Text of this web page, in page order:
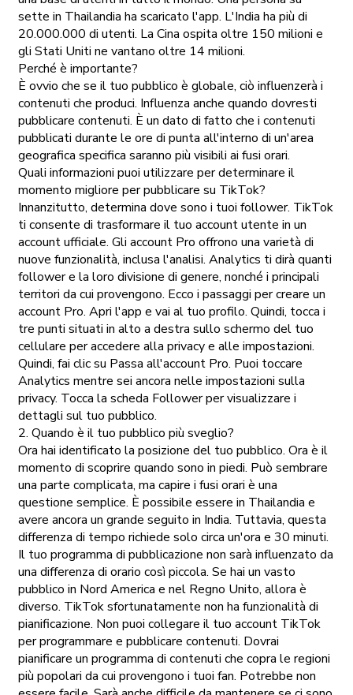
sette in Thailandia ha scaricato l'app. L'India ha più di
20.000.000 di utenti. La Cina ospita oltre 150 milioni e
gli Stati Uniti ne vantano oltre 14 milioni.
Perché è importante?
È ovvio che se il tuo pubblico è globale, ciò influenzerà i
contenuti che produci. Influenza anche quando dovresti
pubblicare contenuti. È un dato di fatto che i contenuti
pubblicati durante le ore di punta all'interno di un'area
geografica specifica saranno più visibili ai fusi orari.
Quali informazioni puoi utilizzare per determinare il
momento migliore per pubblicare su TikTok?
Innanzitutto, determina dove sono i tuoi follower. TikTok
ti consente di trasformare il tuo account utente in un
account ufficiale. Gli account Pro offrono una varietà di
nuove funzionalità, inclusa l'analisi. Analytics ti dirà quanti
follower e la loro divisione di genere, nonché i principali
territori da cui provengono. Ecco i passaggi per creare un
account Pro. Apri l'app e vai al tuo profilo. Quindi, tocca i
tre punti situati in alto a destra sullo schermo del tuo
cellulare per accedere alla privacy e alle impostazioni.
Quindi, fai clic su Passa all'account Pro. Puoi toccare
Analytics mentre sei ancora nelle impostazioni sulla
privacy. Tocca la scheda Follower per visualizzare i
dettagli sul tuo pubblico.
2. Quando è il tuo pubblico più sveglio?
Ora hai identificato la posizione del tuo pubblico. Ora è il
momento di scoprire quando sono in piedi. Può sembrare
una parte complicata, ma capire i fusi orari è una
questione semplice. È possibile essere in Thailandia e
avere ancora un grande seguito in India. Tuttavia, questa
differenza di tempo richiede solo circa un'ora e 30 minuti.
Il tuo programma di pubblicazione non sarà influenzato da
una differenza di orario così piccola. Se hai un vasto
pubblico in Nord America e nel Regno Unito, allora è
diverso. TikTok sfortunatamente non ha funzionalità di
pianificazione. Non puoi collegare il tuo account TikTok
per programmare e pubblicare contenuti. Dovrai
pianificare un programma di contenuti che copra le regioni
più popolari da cui provengono i tuoi fan. Potrebbe non